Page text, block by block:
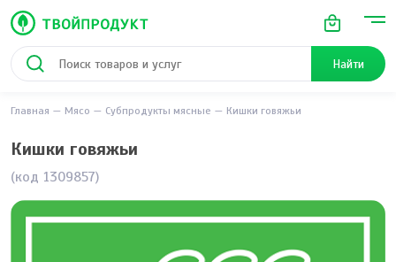
Найти
Главная Мясо Субпродукты мясные Кишки говяжьи
Кишки говяжьи
(код 1309857)